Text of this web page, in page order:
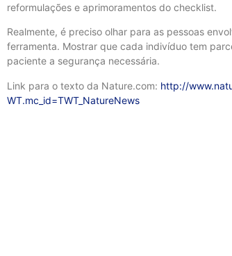
reformulações e aprimoramentos do checklist.
Realmente, é preciso olhar para as pessoas
ferramenta. Mostrar que cada indivíduo tem
paciente a segurança necessária.
Link para o texto da Nature.com: http://
WT.mc_id=TWT_NatureNews